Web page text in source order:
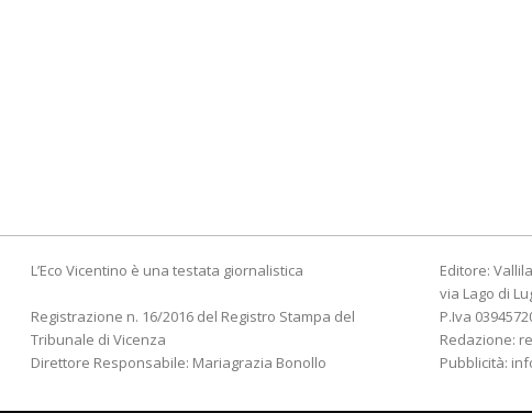
L’Eco Vicentino è una testata giornalistica
Registrazione n. 16/2016 del Registro Stampa del
Tribunale di Vicenza
Direttore Responsabile: Mariagrazia Bonollo
Editore:
via Lago di
P.Iva
Redazione:
Pubblicità: